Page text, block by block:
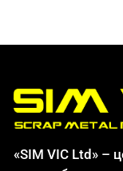
«SIM VIC Ltd» –